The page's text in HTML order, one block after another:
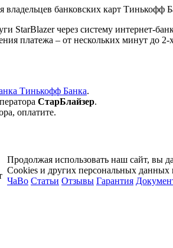
банковских карт Тинькофф
StarBlazer через систему интернет-
платежа – от нескольких минут до 2-
Тинькофф Банка.
СтарБлайзер.
оплатите.
Продолжая использовать наш сайт, вы
Cookies и других персональных данных
ЧаВо Статьи Отзывы Гарантия